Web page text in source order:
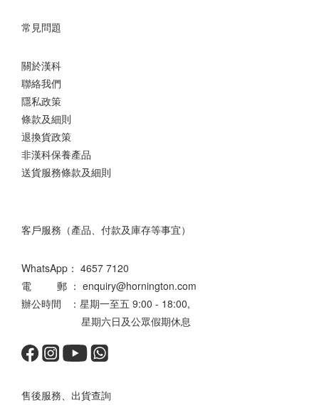
常見問題
關於漢科
聯絡我們
隱私政策
條款及細則
退換貨政策
非漢科保養產品
送貨服務條款及細則
客戶服務（產品、付款及庫存等事宜）
WhatsApp： 4657 7120
電 郵 ： enquiry@hornington.com
辦公時間 ：星期一至五 9:00 - 18:00,
星期六日及公眾假期休息
售後服務、出貨查詢